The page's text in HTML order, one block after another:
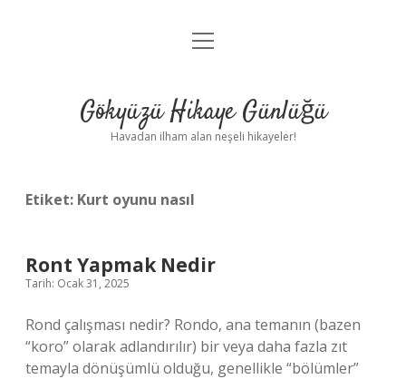
Anasayfa
Yasal Uyarı
menüyü
Gökyüzü Hikaye Günlüğü
Havadan ilham alan neşeli hikayeler!
Etiket: Kurt oyunu nasıl
Ront Yapmak Nedir
Tarih: Ocak 31, 2025
Rond çalışması nedir? Rondo, ana temanın (bazen
“koro” olarak adlandırılır) bir veya daha fazla zıt
temayla dönüşümlü olduğu, genellikle “bölümler”